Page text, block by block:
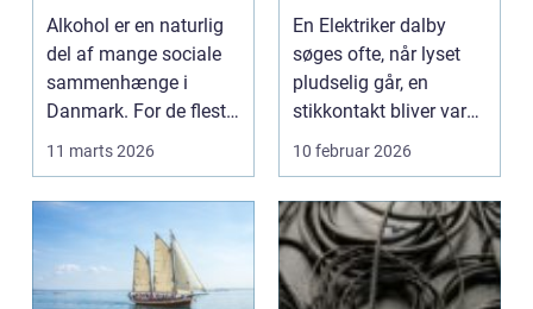
hverdagen
Alkohol er en naturlig
del af mange sociale
sammenhænge i
Danmark. For de fleste
er det forbundet me...
11 marts 2026
til el-arbejdet
En Elektriker dalby
søges ofte, når lyset
pludselig går, en
stikkontakt bliver varm,
eller når der s...
10 februar 2026